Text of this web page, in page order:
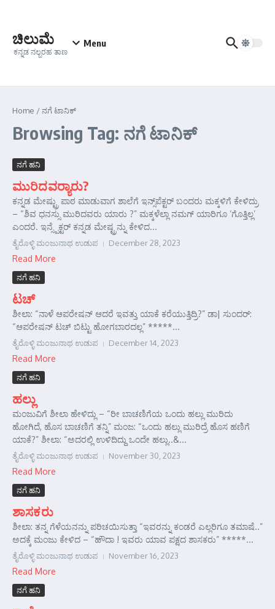
ಚಿಲುಮೆ
ಕನ್ನಡ ನಲ್ಬರಹ ತಾಣ
Menu
Home /ನಗೆ ಟಾನಿಕ್
Browsing Tag: ನಗೆ ಟಾನಿಕ್
ನಗೆ ಹನಿ
ಮುರಿದವರ್‍ಯಾರು?
ಕನ್ನಡ ಮೇಷ್ಟ್ರು ಪಾಠ ಮಾಡುವಾಗ ಶಾಲೆಗೆ ಇನ್ಸ್‌ಪೆಕ್ಟರ್‌ ಬಂದರು ಮಕ್ಕಳಿಗೆ ಕೇಳಿದ್ರು
– “ಶಿವ ಧನಸ್ಸು ಮುರಿದವರು ಯಾರು ?” ಮಕ್ಕಳೆಲ್ಲಾ ನಮಗ್ ಯಾರಿಗೂ ‘ಗೊತ್ತಿಲ್ಲ’
ಎಂದರೆ. ಇನ್ಸ್ಪೆಕ್ಟರ್ ಕನ್ನಡ ಮೇಷ್ಟ್ರನ್ನು ಕೇಳಿದ...
ತೈರೊಳ್ಳಿ ಮಂಜುನಾಥ ಉಡುಪ December 28, 2023
Read More
ನಗೆ ಹನಿ
ಟಚ್
ಶೀಲಾ: “ನಾಳೆ ಆಪರೇಷನ್ ಆದರೆ ಇವತ್ತು ಯಾಕೆ ಕರೆಯುತ್ತಿದ್ರಿ?” ಡಾ| ಸುಂದರ್‌:
“ಆಪರೇಷನ್ ಟಚ್ ಬಿಟ್ಟು ಹೋಗಬಾರದಲ್ಲ” *****...
ತೈರೊಳ್ಳಿ ಮಂಜುನಾಥ ಉಡುಪ December 14, 2023
Read More
ನಗೆ ಹನಿ
ಹಲ್ಲು
ಮಂಜುವಿಗೆ ಶೀಲಾ ಹೇಳಿದ್ಲು – “ರೀ ಬಾಚಣಿಗೆಯ ಒಂದು ಹಲ್ಲು ಮುರಿದು
ಹೋಗಿದೆ, ಹೊಸ ಬಾಚಣಿಗೆ ತನ್ನಿ” ಮಂಜ: “ಒಂದು ಹಲ್ಲು ಮುರಿದ್ರೆ ಹೊಸ ಹಣಿಗೆ
ಯಾಕೆ?” ಶೀಲಾ: “ಅದರಲ್ಲಿ ಉಳಿದಿದ್ದು ಒಂದೇ ಹಲ್ಲು..&...
ತೈರೊಳ್ಳಿ ಮಂಜುನಾಥ ಉಡುಪ November 30, 2023
Read More
ನಗೆ ಹನಿ
ಶಾಸಕರು
ಶೀಲಾ: ತನ್ನ ಗೆಳೆಯನನ್ನು ಪರಿಚಯಿಸುತ್ತಾ “ಇವರನ್ನು ಕಂಡರೆ ಎಲ್ಲರಿಗೂ ತಮಾಷೆ..”
ಅದಕ್ಕೆ ಮಂಜು ಕೇಳಿದ – “ಹೌದಾ ! ಇವರು ಯಾವ ಪಕ್ಷದ ಶಾಸಕರು” *****...
ತೈರೊಳ್ಳಿ ಮಂಜುನಾಥ ಉಡುಪ November 16, 2023
Read More
ನಗೆ ಹನಿ